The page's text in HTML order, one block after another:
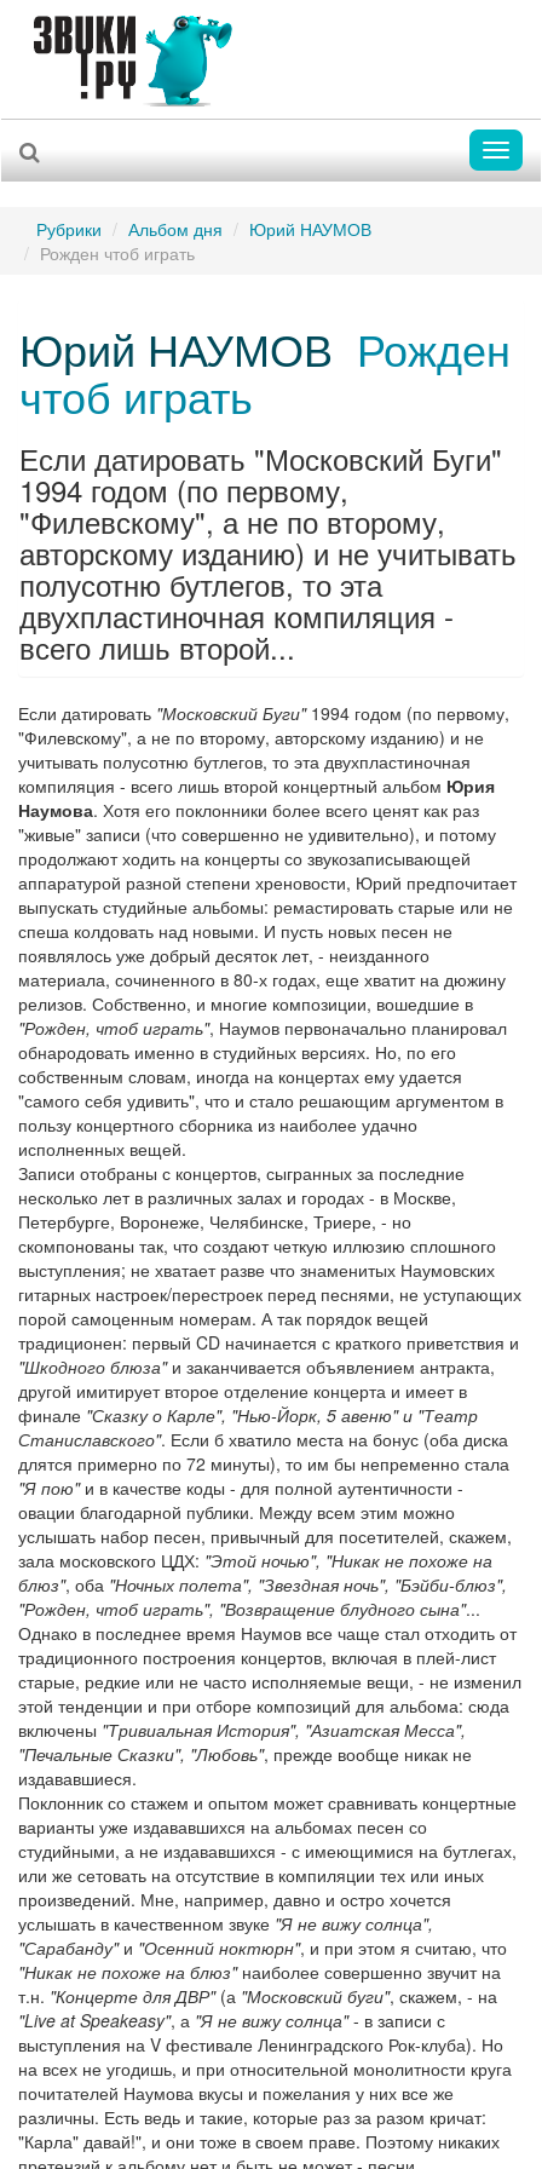
Рубрики Альбом дня
Юрий НАУМОВ
Рожден чтоб играть
Юрий НАУМОВ Рожден
чтоб играть
Если датировать "Московский Буги"
1994 годом (по первому,
"Филевскому", а не по второму,
авторскому изданию) и не учитывать
полусотню бутлегов, то эта
двухпластиночная компиляция -
всего лишь второй...
Если датировать "Московский Буги"1994 годом (по первому,
"Филевскому", а не по второму, авторскому изданию) и не
учитывать полусотню бутлегов, то эта двухпластиночная
компиляция - всего лишь второй концертный альбом Юрия
Наумова. Хотя его поклонники более всего ценят как раз
"живые" записи (что совершенно не удивительно), и потому
продолжают ходить на концерты со звукозаписывающей
аппаратурой разной степени хреновости, Юрий предпочитает
выпускать студийные альбомы: ремастировать старые или не
спеша колдовать над новыми. И пусть новых песен не
появлялось уже добрый десяток лет, - неизданного
материала, сочиненного в 80-х годах, еще хватит на дюжину
релизов. Собственно, и многие композиции, вошедшие в
"Рожден, чтоб играть", Наумов первоначально планировал
обнародовать именно в студийных версиях. Но, по его
собственным словам, иногда на концертах ему удается
"самого себя удивить", что и стало решающим аргументом в
пользу концертного сборника из наиболее удачно
исполненных вещей.
Записи отобраны с концертов, сыгранных за последние
несколько лет в различных залах и городах - в Москве,
Петербурге, Воронеже, Челябинске, Триере, - но
скомпонованы так, что создают четкую иллюзию сплошного
выступления; не хватает разве что знаменитых Наумовских
гитарных настроек/перестроек перед песнями, не уступающих
порой самоценным номерам. А так порядок вещей
традиционен: первый CD начинается с краткого приветствия и
"Шкодного блюза"и заканчивается объявлением антракта,
другой имитирует второе отделение концерта и имеет в
финале "Сказку о Карле", "Нью-Йорк, 5 авеню" и "Театр
Станиславского". Если б хватило места на бонус (оба диска
длятся примерно по 72 минуты), то им бы непременно стала
"Я пою"и в качестве коды - для полной аутентичности -
овации благодарной публики. Между всем этим можно
услышать набор песен, привычный для посетителей, скажем,
зала московского ЦДХ: "Этой ночью", "Никак не похоже на
блюз", оба "Ночных полета", "Звездная ночь", "Бэйби-блюз",
"Рожден, чтоб играть", "Возвращение блудного сына"...
Однако в последнее время Наумов все чаще стал отходить от
традиционного построения концертов, включая в плей-лист
старые, редкие или не часто исполняемые вещи, - не изменил
этой тенденции и при отборе композиций для альбома: сюда
включены "Тривиальная История", "Азиатская Месса",
"Печальные Сказки", "Любовь", прежде вообще никак не
издававшиеся.
Поклонник со стажем и опытом может сравнивать концертные
варианты уже издававшихся на альбомах песен со
студийными, а не издававшихся - с имеющимися на бутлегах,
или же сетовать на отсутствие в компиляции тех или иных
произведений. Мне, например, давно и остро хочется
услышать в качественном звуке "Я не вижу солнца",
"Сарабанду"и "Осенний ноктюрн", и при этом я считаю, что
"Никак не похоже на блюз"наиболее совершенно звучит на
т.н. "Концерте для ДВР"(а "Московский буги", скажем, - на
"Live at Speakeasy", а "Я не вижу солнца"- в записи с
выступления на V фестивале Ленинградского Рок-клуба). Но
на всех не угодишь, и при относительной монолитности круга
почитателей Наумова вкусы и пожелания у них все же
различны. Есть ведь и такие, которые раз за разом кричат:
"Карла" давай!", и они тоже в своем праве. Поэтому никаких